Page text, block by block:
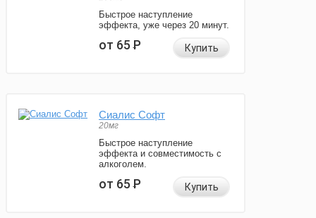
Быстрое наступление
эффекта, уже через 20 минут.
от 65Р Купить
Сиалис Софт
20мг
Быстрое наступление
эффекта и совместимость с
алкоголем.
от 65Р Купить